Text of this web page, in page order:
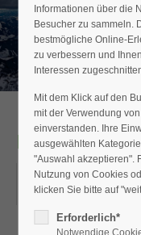
Der Eintrag
Der Eintrag
22.05.2025
ORT: DAV-
Informationen über die
Besucher zu sammeln.
bestmögliche Online-
zu verbessern und
Interessen
Mit dem Klick auf den
mit der Verwendung
einverstanden. Ihre
ausgewählten
"Auswahl akzeptieren".
Nutzung von Cookies
klicken Sie bitte auf
Erforderlich*
Notwendige